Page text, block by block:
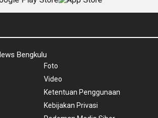
Bengkulu
Foto
Video
Ketentuan Penggunaan
Kebijakan Privasi